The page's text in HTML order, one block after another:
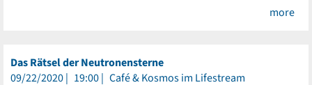
more
Das Rätsel der Neutronensterne
09/22/2020
19:00 Café & Kosmos im Lifestream